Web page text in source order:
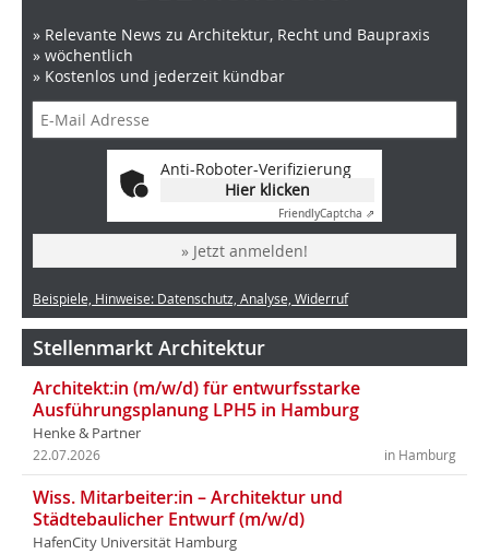
» Relevante News zu Architektur, Recht und Baupraxis
» wöchentlich
» Kostenlos und jederzeit kündbar
Anti-Roboter-Verifizierung
Hier klicken
FriendlyCaptcha ⇗
» Jetzt anmelden!
Beispiele, Hinweise: Datenschutz, Analyse, Widerruf
Stellenmarkt Architektur
Architekt:in (m/w/d) für entwurfsstarke
Ausführungsplanung LPH5 in Hamburg
Henke & Partner
in Hamburg
22.07.2026
Wiss. Mitarbeiter:in – Architektur und
Städtebaulicher Entwurf (m/w/d)
HafenCity Universität Hamburg